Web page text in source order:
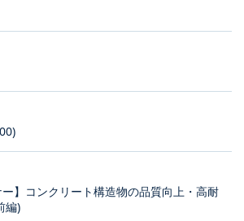
ー】コンクリート構造物の品質向上・高耐
編)